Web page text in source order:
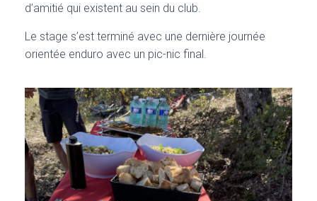
d’amitié qui existent au sein du club.
Le stage s’est terminé avec une dernière journée
orientée enduro avec un pic-nic final.